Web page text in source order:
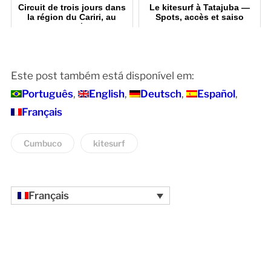
Circuit de trois jours dans
la région du Cariri, au
Ceará
Le kitesurf à Tatajuba —
Spots, accès et saiso
Este post também está disponível em:
Português
English Deutsch
Español
Français
Cumbuco kitesurf
Français